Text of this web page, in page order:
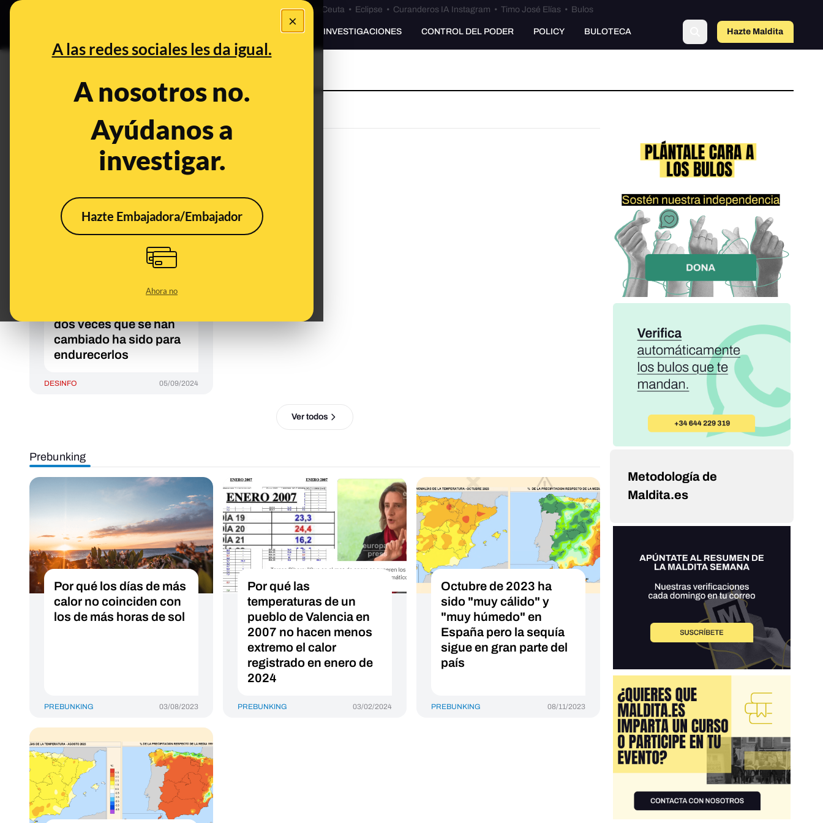
×
A las redes sociales les da igual.
A nosotros no.
Ayúdanos a
investigar.
Hazte Embajadora/Embajador
Ahora no
Especial Ceuta•Bulos Ceuta • Eclipse • Curanderos IA Instagram • Timo José Elías • Bulos
PREBUNKING INVESTIGACIONES CONTROL DEL PODER POLICY BULOTECA Hazte Maldita
temperatura del aire
No, la AEMET no ha
“bajado” los umbrales
“declarar más alertas
dos veces que se han
cambiado ha sido para
endurecerlos
DESINFO 05/09/2024
Ver todos
Prebunking
Por qué los días de más
calor no coinciden con
los de más horas de sol
PREBUNKING 03/08/2023
Por qué las
temperaturas de un
pueblo de Valencia en
2007 no hacen menos
extremo el calor
registrado en enero de
2024
PREBUNKING 03/02/2024
Octubre de 2023 ha
sido "muy cálido" y
"muy húmedo" en
España pero la sequía
sigue en gran parte del
país
PREBUNKING 08/11/2023
Metodología de
Maldita.es